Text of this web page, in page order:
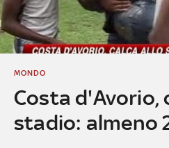
Costa d'Avorio,
stadio: almeno
MONDO